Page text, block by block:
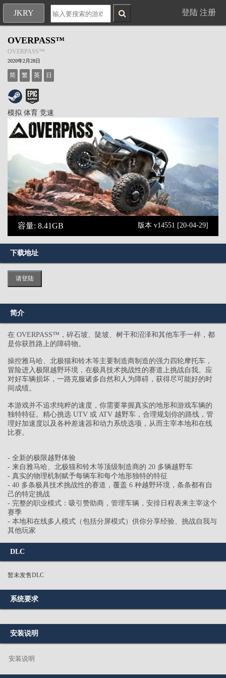
JKRY 登陆 注册
OVERPASS™
OVERPASS™
2020年2月28日
简 繁 英 日
模拟 体育 竞速
容量: 8.41GB 版本 v14551 [20-04-29]
下载地址
请登陆
简介
在 OVERPASS™，碎石坡、陡坡、树干和沼泽和其他车手一样，都
是你获胜路上的障碍物。
操控雅马哈、北极猫和铃木等主要制造商制造的强力四轮摩托车，
冒险进入极限越野环境，在极具技术挑战性的赛道上挑战自我。应
对好车辆损坏，一路克服诸多自然和人为障碍，获得尽可能好的时
间成绩。
本游戏并不追求纯粹的速度，你需要掌握真实的地形和游戏车辆的
独特特征。精心挑选 UTV 或 ATV 越野车，合理规划你的路线，管
理好加速度以及各种差速器和动力系统选项，从而主宰本地和在线
比赛。
- 全新的极限越野体验
- 来自雅马哈、北极猫和铃木等顶级制造商的 20 多辆越野车
- 真实的物理机制赋予每辆车和每个地形独特的特征
- 40 多条极具技术挑战性的赛道，覆盖 6 种越野环境，条条都有自
己的特定挑战
- 完整的职业模式：吸引赞助商，管理车辆，安排日程表来主宰这个
赛季
- 本地和在线多人模式（包括分屏模式）供你分享经验、挑战自我与
其他玩家
DLC
暂未发售DLC
系统要求
安装说明
安装说明